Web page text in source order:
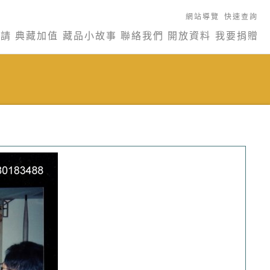
網站導覽 快速查詢
典藏加值 藏品小故事 聯絡我們 開放資料 我要捐贈